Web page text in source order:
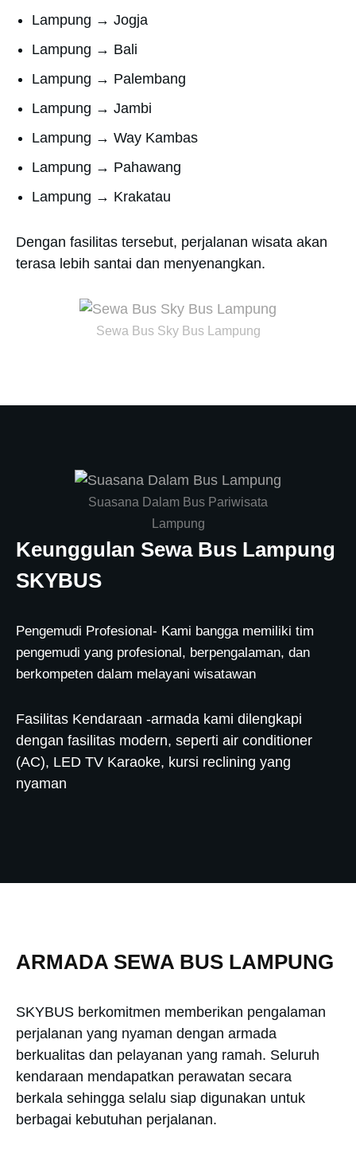
Lampung → Jogja
Lampung → Bali
Lampung → Palembang
Lampung → Jambi
Lampung → Way Kambas
Lampung → Pahawang
Lampung → Krakatau
Dengan fasilitas tersebut, perjalanan wisata akan
terasa lebih santai dan menyenangkan.
Sewa Bus Sky Bus Lampung
Suasana Dalam Bus Pariwisata
Lampung
Keunggulan Sewa Bus Lampung
SKYBUS
Pengemudi Profesional- Kami bangga memiliki tim
pengemudi yang profesional, berpengalaman, dan
berkompeten dalam melayani wisatawan
Fasilitas Kendaraan -armada kami dilengkapi
dengan fasilitas modern, seperti air conditioner
(AC), LED TV Karaoke, kursi reclining yang
nyaman
ARMADA SEWA BUS LAMPUNG
SKYBUS berkomitmen memberikan pengalaman
perjalanan yang nyaman dengan armada
berkualitas dan pelayanan yang ramah. Seluruh
kendaraan mendapatkan perawatan secara
berkala sehingga selalu siap digunakan untuk
berbagai kebutuhan perjalanan.